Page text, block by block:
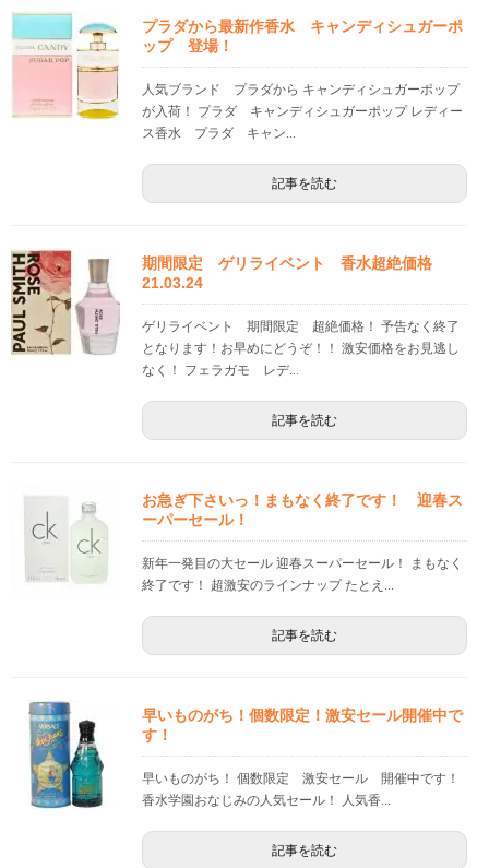
プラダから最新作香水 キャンディシュガーポ
ップ 登場！
人気ブランド プラダから キャンディシュガーポップ
が入荷！ プラダ キャンディシュガーポップ レディー
ス香水 プラダ キャン...
記事を読む
期間限定 ゲリライベント 香水超絶価格
21.03.24
ゲリライベント 期間限定 超絶価格！ 予告なく終了
となります！お早めにどうぞ！！ 激安価格をお見逃し
なく！ フェラガモ レデ...
記事を読む
お急ぎ下さいっ！まもなく終了です！ 迎春ス
ーパーセール！
新年一発目の大セール 迎春スーパーセール！ まもなく
終了です！ 超激安のラインナップ たとえ...
記事を読む
早いものがち！個数限定！激安セール開催中で
す！
早いものがち！ 個数限定 激安セール 開催中です！
香水学園おなじみの人気セール！ 人気香...
記事を読む